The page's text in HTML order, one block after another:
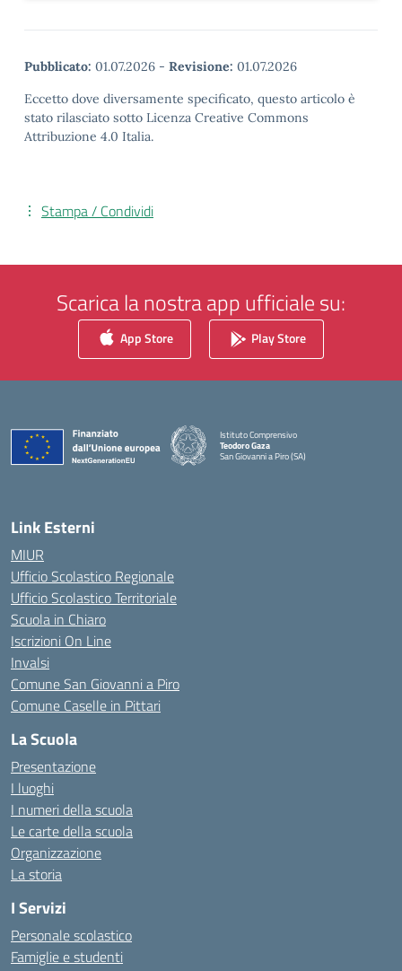
Pubblicato: 01.07.2026 - Revisione: 01.07.2026
Eccetto dove diversamente specificato, questo articolo è
stato rilasciato sotto Licenza Creative Commons
Attribuzione 4.0 Italia.
Stampa / Condividi
Scarica la nostra app ufficiale su:
App Store Play Store
Istituto Comprensivo
Teodoro Gaza
San Giovanni a Piro (SA)
Link Esterni
MIUR
Ufficio Scolastico Regionale
Ufficio Scolastico Territoriale
Scuola in Chiaro
Iscrizioni On Line
Invalsi
Comune San Giovanni a Piro
Comune Caselle in Pittari
La Scuola
Presentazione
I luoghi
I numeri della scuola
Le carte della scuola
Organizzazione
La storia
I Servizi
Personale scolastico
Famiglie e studenti